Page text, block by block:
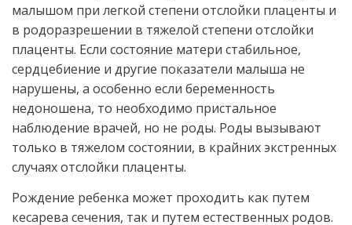
малышом при легкой степени отслойки плаценты и
в родоразрешении в тяжелой степени отслойки
плаценты. Если состояние матери стабильное,
сердцебиение и другие показатели малыша не
нарушены, а особенно если беременность
недоношена, то необходимо пристальное
наблюдение врачей, но не роды. Роды вызывают
только в тяжелом состоянии, в крайних экстренных
случаях отслойки плаценты.
Рождение ребенка может проходить как путем
кесарева сечения, так и путем естественных родов.